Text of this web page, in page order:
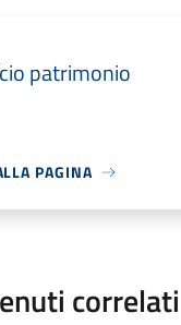
patrimonio
PAGINA
correlati